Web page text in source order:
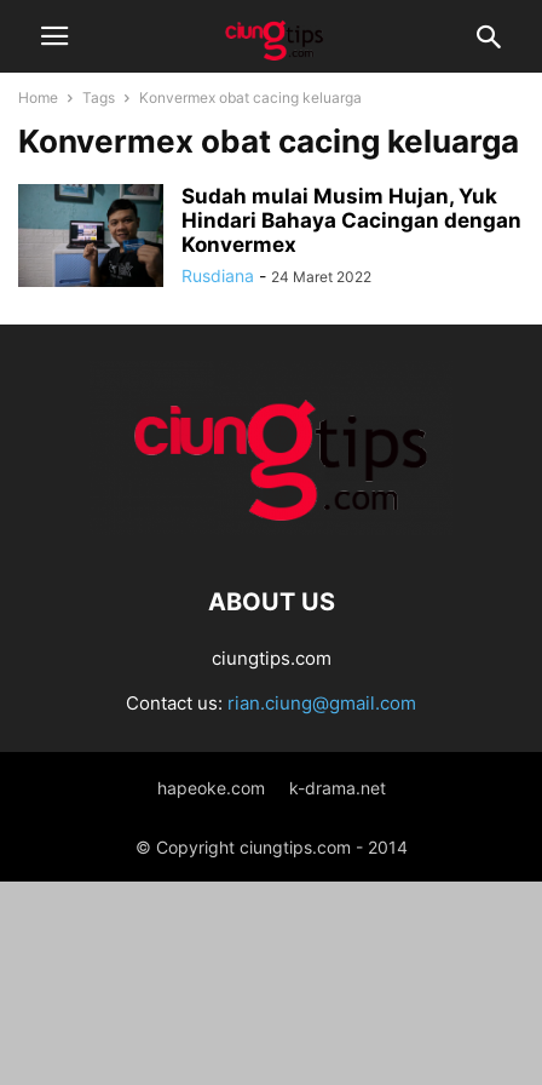
Home Tags Konvermex obat cacing keluarga
Konvermex obat cacing keluarga
Sudah mulai Musim Hujan, Yuk
Hindari Bahaya Cacingan dengan
Konvermex
Rusdiana - 24 Maret 2022
ABOUT US
ciungtips.com
Contact us: rian.ciung@gmail.com
hapeoke.com k-drama.net
© Copyright ciungtips.com - 2014